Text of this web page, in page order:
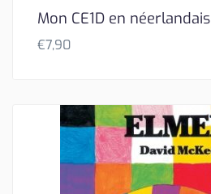
Mon CE1D en néerlandais
€7,90